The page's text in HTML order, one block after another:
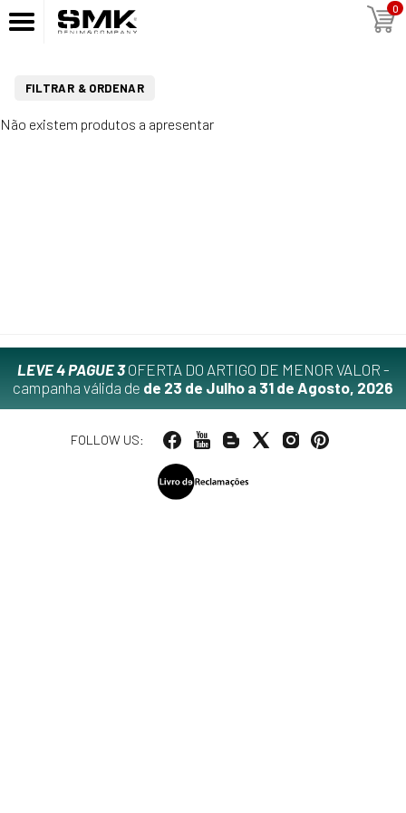
0
FILTRAR & ORDENAR
Não existem produtos a apresentar
LEVE 4 PAGUE 3OFERTA DO ARTIGO DE MENOR VALOR -
campanha válida de de 23 de Julho a 31 de Agosto, 2026
FOLLOW US: